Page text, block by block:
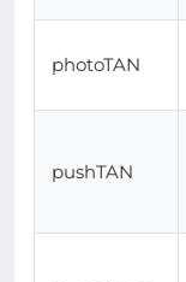
photoTAN
pushTAN